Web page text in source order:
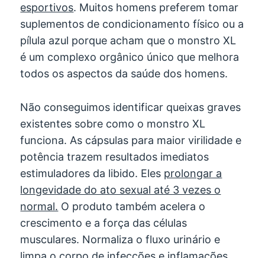
esportivos. Muitos homens preferem tomar
suplementos de condicionamento físico ou a
pílula azul porque acham que o monstro XL
é um complexo orgânico único que melhora
todos os aspectos da saúde dos homens.
Não conseguimos identificar queixas graves
existentes sobre como o monstro XL
funciona. As cápsulas para maior virilidade e
potência trazem resultados imediatos
estimuladores da libido. Eles prolongar a
longevidade do ato sexual até 3 vezes o
normal. O produto também acelera o
crescimento e a força das células
musculares. Normaliza o fluxo urinário e